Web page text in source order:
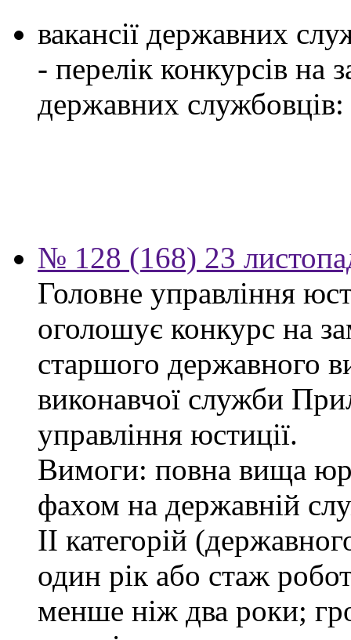
вакансії державних
- перелік конкурсів на
державних службовців:
№ 128 (168) 23
Головне управління
оголошує конкурс на
старшого державного
виконавчої служби
управління юстиції.
Вимоги: повна вища
фахом на державній
ІІ категорій
один рік або стаж
менше ніж два роки;